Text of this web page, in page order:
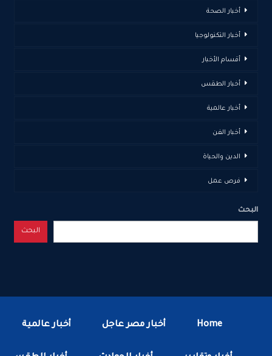
أخبار الصحة
أخبار التكنولوجيا
أقسام الأخبار
أخبار الطقس
أخبار عالمية
أخبار الفن
الدين والحياة
فرص عمل
البحث
البحث
Home أخبار مصر عاجل أخبار عالمية